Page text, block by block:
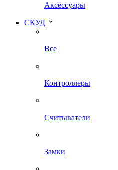
Аксессуары
СКУД
Все
Контроллеры
Считыватели
Замки